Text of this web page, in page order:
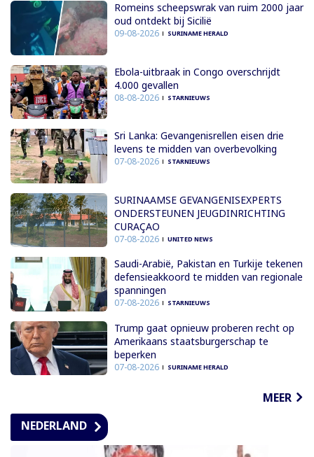
Romeins scheepswrak van ruim 2000 jaar
oud ontdekt bij Sicilië
09-08-2026 SURINAME HERALD
Ebola-uitbraak in Congo overschrijdt
4.000 gevallen
08-08-2026 STARNIEUWS
Sri Lanka: Gevangenisrellen eisen drie
levens te midden van overbevolking
07-08-2026 STARNIEUWS
SURINAAMSE GEVANGENISEXPERTS
ONDERSTEUNEN JEUGDINRICHTING
CURAÇAO
07-08-2026 UNITED NEWS
Saudi-Arabië, Pakistan en Turkije tekenen
defensieakkoord te midden van regionale
spanningen
07-08-2026 STARNIEUWS
Trump gaat opnieuw proberen recht op
Amerikaans staatsburgerschap te
beperken
07-08-2026 SURINAME HERALD
MEER
NEDERLAND